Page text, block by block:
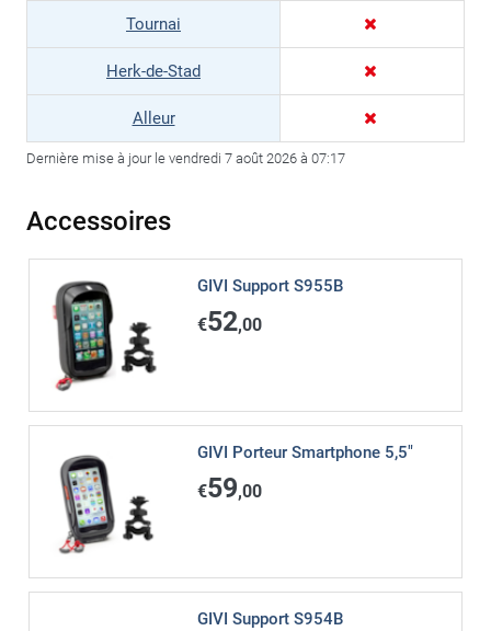
Tournai
Herk-de-Stad
Alleur
Dernière mise à jour le vendredi 7 août 2026 à 07:17
Accessoires
GIVI Support S955B
€52,00
GIVI Porteur Smartphone 5,5"
€59,00
GIVI Support S954B